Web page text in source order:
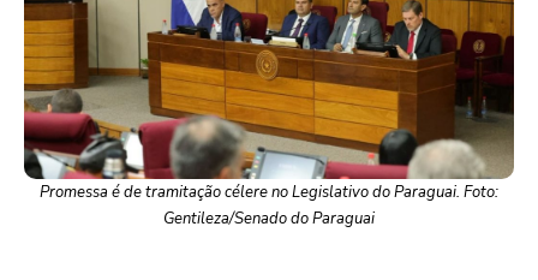
Promessa é de tramitação célere no Legislativo do Paraguai. Foto:
Gentileza/Senado do Paraguai